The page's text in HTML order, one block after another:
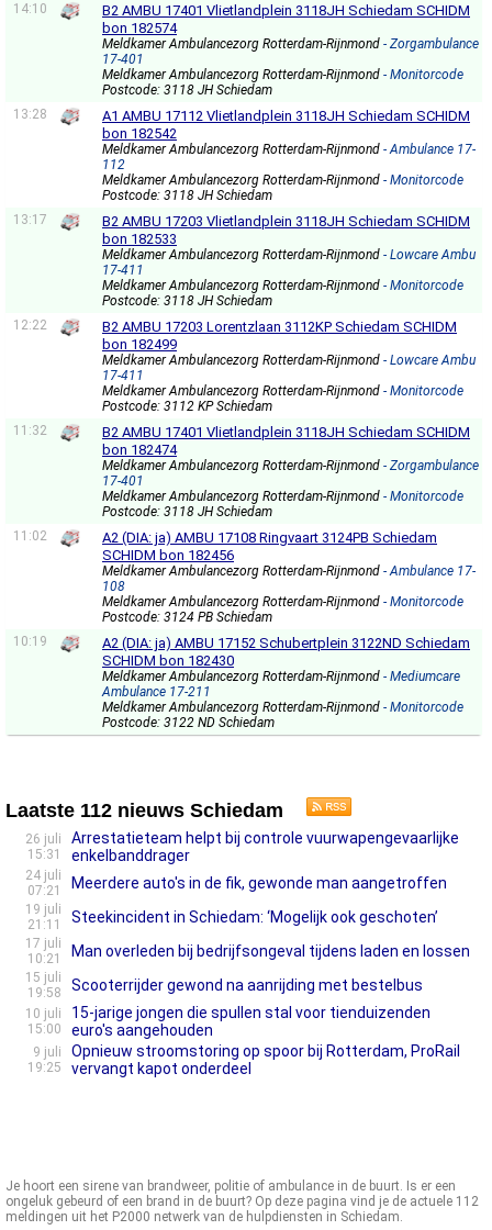
14:10
B2 AMBU 17401 Vlietlandplein 3118JH Schiedam SCHIDM
bon 182574
Meldkamer Ambulancezorg Rotterdam-Rijnmond - Zorgambulance
17-401
Meldkamer Ambulancezorg Rotterdam-Rijnmond - Monitorcode
Postcode: 3118 JH Schiedam
13:28
A1 AMBU 17112 Vlietlandplein 3118JH Schiedam SCHIDM
bon 182542
Meldkamer Ambulancezorg Rotterdam-Rijnmond - Ambulance 17-
112
Meldkamer Ambulancezorg Rotterdam-Rijnmond - Monitorcode
Postcode: 3118 JH Schiedam
13:17
B2 AMBU 17203 Vlietlandplein 3118JH Schiedam SCHIDM
bon 182533
Meldkamer Ambulancezorg Rotterdam-Rijnmond - Lowcare Ambu
17-411
Meldkamer Ambulancezorg Rotterdam-Rijnmond - Monitorcode
Postcode: 3118 JH Schiedam
12:22
B2 AMBU 17203 Lorentzlaan 3112KP Schiedam SCHIDM
bon 182499
Meldkamer Ambulancezorg Rotterdam-Rijnmond - Lowcare Ambu
17-411
Meldkamer Ambulancezorg Rotterdam-Rijnmond - Monitorcode
Postcode: 3112 KP Schiedam
11:32
B2 AMBU 17401 Vlietlandplein 3118JH Schiedam SCHIDM
bon 182474
Meldkamer Ambulancezorg Rotterdam-Rijnmond - Zorgambulance
17-401
Meldkamer Ambulancezorg Rotterdam-Rijnmond - Monitorcode
Postcode: 3118 JH Schiedam
11:02
A2 (DIA: ja) AMBU 17108 Ringvaart 3124PB Schiedam
SCHIDM bon 182456
Meldkamer Ambulancezorg Rotterdam-Rijnmond - Ambulance 17-
108
Meldkamer Ambulancezorg Rotterdam-Rijnmond - Monitorcode
Postcode: 3124 PB Schiedam
10:19
A2 (DIA: ja) AMBU 17152 Schubertplein 3122ND Schiedam
SCHIDM bon 182430
Meldkamer Ambulancezorg Rotterdam-Rijnmond - Mediumcare
Ambulance 17-211
Meldkamer Ambulancezorg Rotterdam-Rijnmond - Monitorcode
Postcode: 3122 ND Schiedam
Laatste 112 nieuws Schiedam
26 juli
15:31
Arrestatieteam helpt bij controle vuurwapengevaarlijke
enkelbanddrager
24 juli
07:21
Meerdere auto's in de fik, gewonde man aangetroffen
19 juli
21:11
Steekincident in Schiedam: ‘Mogelijk ook geschoten’
17 juli
10:21
Man overleden bij bedrijfsongeval tijdens laden en lossen
15 juli
19:58
Scooterrijder gewond na aanrijding met bestelbus
10 juli
15:00
15-jarige jongen die spullen stal voor tienduizenden
euro's aangehouden
9 juli
19:25
Opnieuw stroomstoring op spoor bij Rotterdam, ProRail
vervangt kapot onderdeel
Je hoort een sirene van brandweer, politie of ambulance in de buurt. Is er een
ongeluk gebeurd of een brand in de buurt? Op deze pagina vind je de actuele 112
meldingen uit het P2000 netwerk van de hulpdiensten in Schiedam.